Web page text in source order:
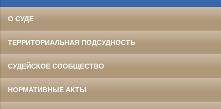
О СУДЕ
ТЕРРИТОРИАЛЬНАЯ ПОДСУДНОСТЬ
СУДЕЙСКОЕ СООБЩЕСТВО
НОРМАТИВНЫЕ АКТЫ